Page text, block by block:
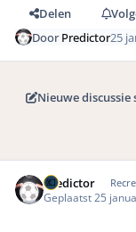
Delen
DoorPredictor25
Nieuwe discussie
Predictor
Geplaatst 25